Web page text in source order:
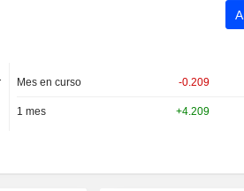
Mes en curso -0.209
1 mes +4.209